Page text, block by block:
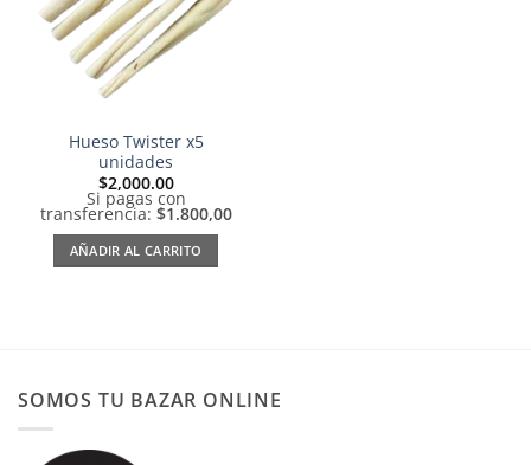
Hueso Twister x5
unidades
$2,000.00
Si pagas con
transferencia: $1.800,00
AÑADIR AL CARRITO
SOMOS TU BAZAR ONLINE